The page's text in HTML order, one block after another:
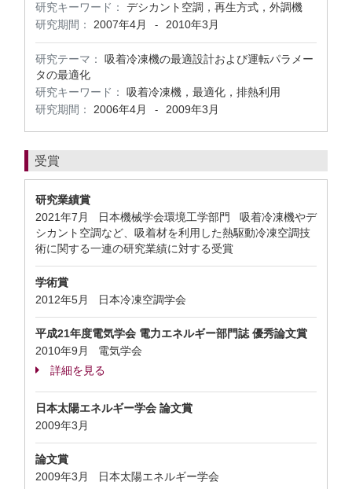
研究キーワード：
デシカント空調，再生方式，外調機
研究期間：
2007年4月 - 2010年3月
研究テーマ：
吸着冷凍機の最適設計および運転パラメー
タの最適化
研究キーワード：
吸着冷凍機，最適化，排熱利用
研究期間：
2006年4月 - 2009年3月
受賞
研究業績賞
2021年7月 日本機械学会環境工学部門 吸着冷凍機やデ
シカント空調など、吸着材を利用した熱駆動冷凍空調技
術に関する一連の研究業績に対する受賞
学術賞
2012年5月 日本冷凍空調学会
平成21年度電気学会 電力エネルギー部門誌 優秀論文賞
2010年9月 電気学会
詳細を見る
日本太陽エネルギー学会 論文賞
2009年3月
論文賞
2009年3月 日本太陽エネルギー学会